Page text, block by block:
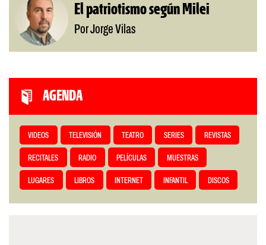
El patriotismo según Milei
Por Jorge Vilas
AGENDA
VIDEOS TELEVISIÓN TEATRO SERIES REVISTAS
RECITALES RADIO PELÍCULAS MUESTRAS
LUGARES LIBROS INTERNET INFANTIL DISCOS